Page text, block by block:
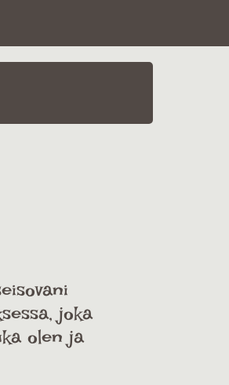
joka
olen ja